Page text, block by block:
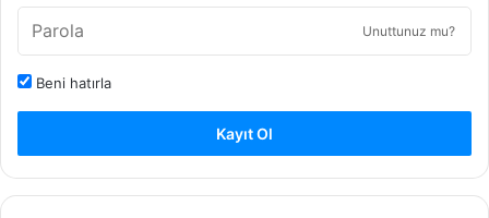
Unuttunuz mu?
Beni hatırla
Kayıt Ol